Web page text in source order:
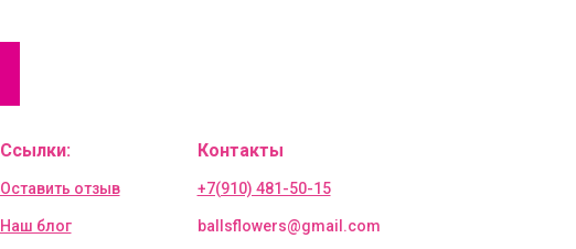
Ссылки:
Оставить отзыв
Наш блог
Контакты
+7(910) 481-50-15
ballsflowers@gmail.com